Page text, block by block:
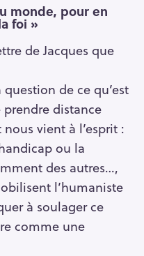
monde, pour en
foi »
de Jacques que
de ce qu’est
distance
vient à l’esprit :
ou la
des autres…,
l’humaniste
à soulager ce
comme une